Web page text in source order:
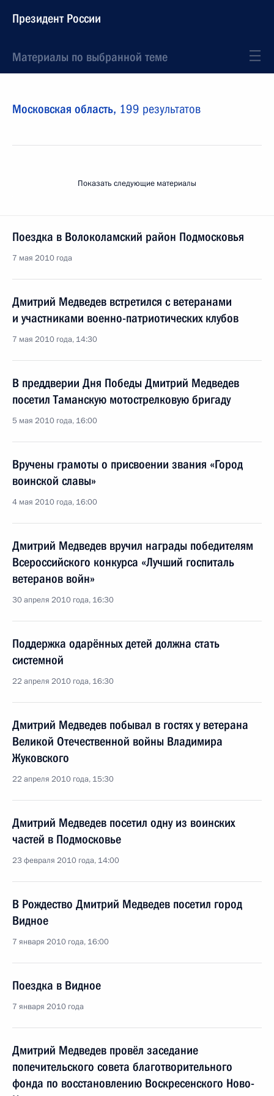
Президент России
Материалы по выбранной теме
Московская область, 199 результатов
Показать следующие материалы
Поездка в Волоколамский район Подмосковья
7 мая 2010 года
Дмитрий Медведев встретился с ветеранами
и участниками военно-патриотических клубов
7 мая 2010 года, 14:30
В преддверии Дня Победы Дмитрий Медведев
посетил Таманскую мотострелковую бригаду
5 мая 2010 года, 16:00
Вручены грамоты о присвоении звания «Город
воинской славы»
4 мая 2010 года, 16:00
Дмитрий Медведев вручил награды победителям
Всероссийского конкурса «Лучший госпиталь
ветеранов войн»
30 апреля 2010 года, 16:30
Поддержка одарённых детей должна стать
системной
22 апреля 2010 года, 16:30
Дмитрий Медведев побывал в гостях у ветерана
Великой Отечественной войны Владимира
Жуковского
22 апреля 2010 года, 15:30
Дмитрий Медведев посетил одну из воинских
частей в Подмосковье
23 февраля 2010 года, 14:00
В Рождество Дмитрий Медведев посетил город
Видное
7 января 2010 года, 16:00
Поездка в Видное
7 января 2010 года
Дмитрий Медведев провёл заседание
попечительского совета благотворительного
фонда по восстановлению Воскресенского Ново-